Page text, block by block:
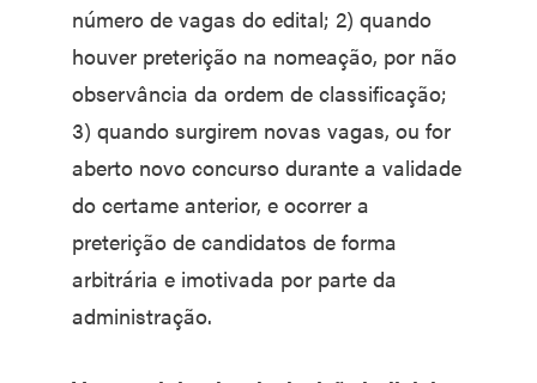
número de vagas do edital; 2) quando
houver preterição na nomeação, por não
observância da ordem de classificação;
3) quando surgirem novas vagas, ou for
aberto novo concurso durante a validade
do certame anterior, e ocorrer a
preterição de candidatos de forma
arbitrária e imotivada por parte da
administração.